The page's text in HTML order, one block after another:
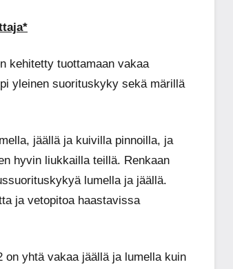
kehitetty tuottamaan vakaa
yleinen suorituskyky sekä märillä
jäällä ja kuivilla pinnoilla, ja
hyvin liukkailla teillä. Renkaan
lumella ja jäällä.
ja vetopitoa haastavissa
yhtä vakaa jäällä ja lumella kuin